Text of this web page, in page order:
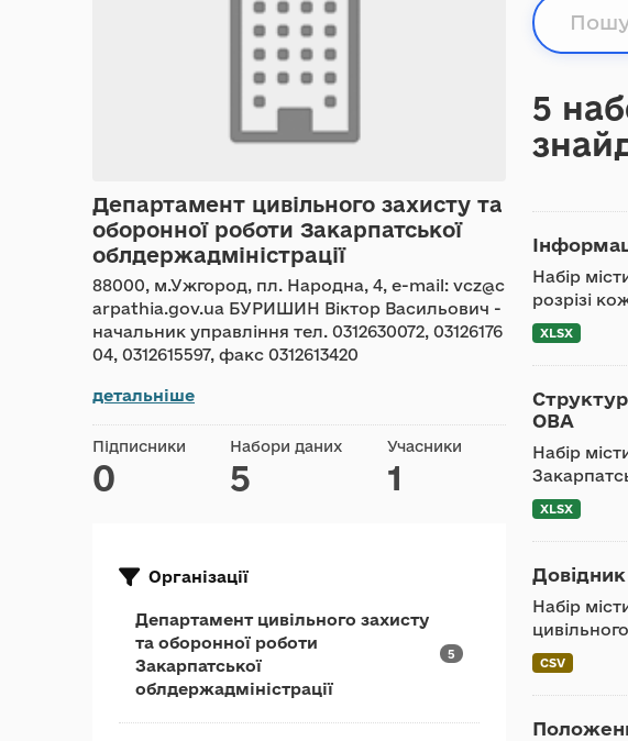
Департамент цивільного захисту та
оборонної роботи Закарпатської
облдержадміністрації
88000, м.Ужгород, пл. Народна, 4, e-mail: vcz@c
arpathia.gov.ua БУРИШИН Віктор Васильович -
начальник управління тел. 0312630072, 03126176
04, 0312615597, факс 0312613420
детальніше
Підписники
0
Набори даних
5
Учасники
1
Організації
Департамент цивільного захисту
та оборонної роботи
Закарпатської
облдержадміністрації
5
5
Набір
розрізі
XLSX
ОВА
Набір
XLSX
Довідник
Набір
CSV